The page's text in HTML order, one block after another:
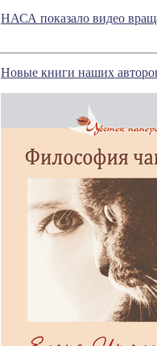
НАСА показало видео
Новые книги наших